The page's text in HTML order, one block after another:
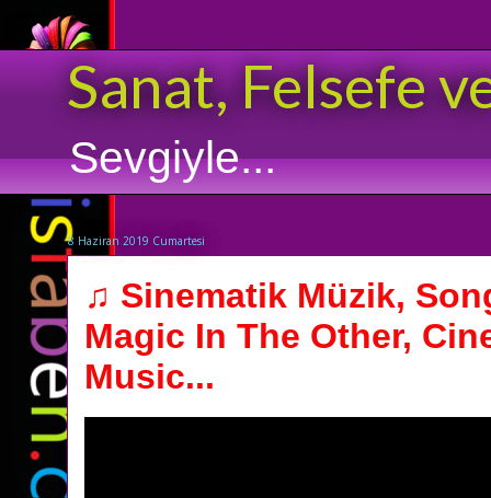
Sanat, Felsefe
Sevgiyle...
8 Haziran 2019 Cumartesi
♫ Sinematik Müzik,
Magic In The Other,
Music...